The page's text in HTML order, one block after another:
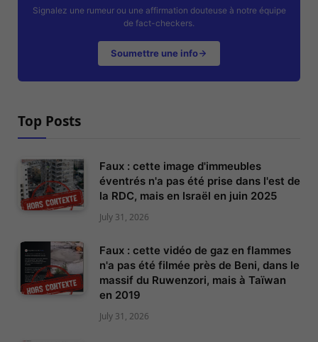
Signalez une rumeur ou une affirmation douteuse à notre équipe
de fact-checkers.
Soumettre une info
Top Posts
Faux : cette image d'immeubles
éventrés n'a pas été prise dans l'est de
la RDC, mais en Israël en juin 2025
July 31, 2026
Faux : cette vidéo de gaz en flammes
n'a pas été filmée près de Beni, dans le
massif du Ruwenzori, mais à Taïwan
en 2019
July 31, 2026